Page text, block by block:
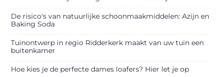
De risico's van natuurlijke schoonmaakmiddelen: Azijn en
Baking Soda
Tuinontwerp in regio Ridderkerk maakt van uw tuin een
buitenkamer
Hoe kies je de perfecte dames loafers? Hier let je op